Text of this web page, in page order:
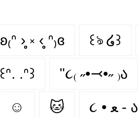
ʚ₍ᐢ ›̥̥̥ ༝ ‹̥̥̥ ᐢ₎ɞ ꒰ঌ ໒꒱
꒰ᐢ. .ᐢ꒱ "૮₍ ˶•⤙•˶ ₎ა
☺ 🐱 ૮ • ﻌ - ა